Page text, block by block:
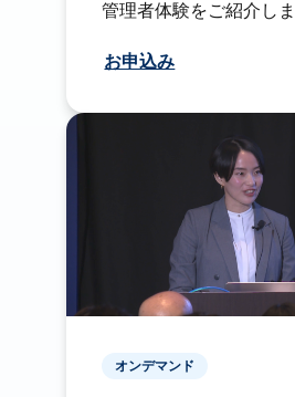
管理者体験をご紹介しま
お申込み
オンデマンド